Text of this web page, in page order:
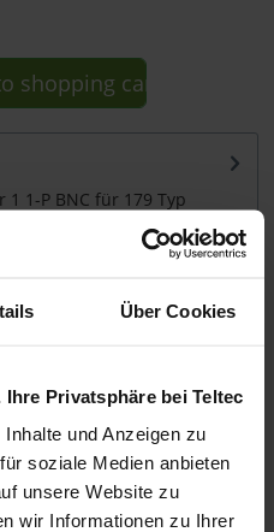
Über Cookies
Privatsphäre bei Teltec
und Anzeigen zu
soziale Medien anbieten
unsere Website zu
wir Informationen zu Ihrer
shopping cart
1 1-P BNC für 179 Typ
Information
sind verfübar...... more